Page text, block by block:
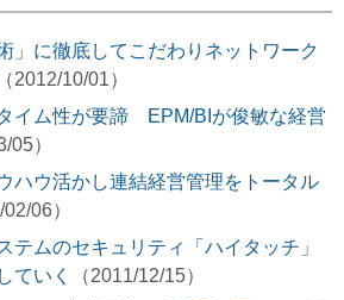
」に徹底してこだわりネットワーク
（2012/10/01）
イム性が要諦 EPM/BIが俊敏な経営
05）
ハウ活かし連結経営管理をトータル
02/06）
テムのセキュリティ「ハイタッチ」
ていく
（2011/12/15）